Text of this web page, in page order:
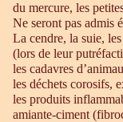
du mercure, les
Ne seront pas admis
La cendre, la suie,
(lors de leur
les cadavres
les déchets corosifs,
les produits
amiante-ciment